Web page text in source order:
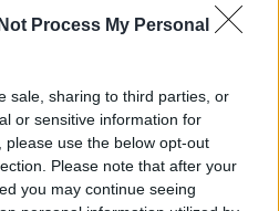
Process My Personal
sale, sharing to third parties, or
or sensitive information for
use the below opt-out
Please note that after your
you may continue seeing